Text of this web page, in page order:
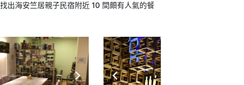
出海安竺居親子民宿附近 10 間頗有人氣的餐